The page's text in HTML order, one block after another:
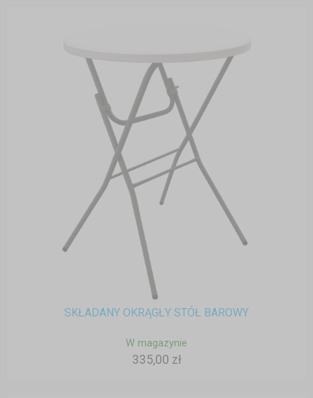
SKŁADANY OKRĄGŁY STÓŁ BAROWY
W magazynie
335,00 zł